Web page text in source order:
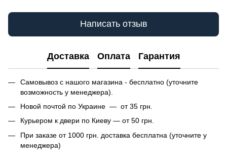
Написать отзыв
Доставка Оплата Гарантия
Самовывоз с нашого магазина - бесплатно (уточните
возможность у менеджера).
Новой почтой по Украине — от 35 грн.
Курьером к двери по Киеву — от 50 грн.
При заказе от 1000 грн. доставка бесплатна (уточните у
менеджера)